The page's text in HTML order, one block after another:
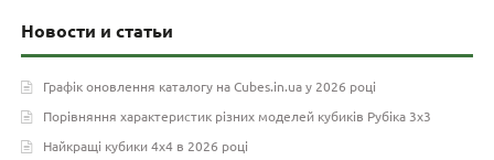
Новости и статьи
Графік оновлення каталогу на Cubes.in.ua у 2026 році
Порівняння характеристик різних моделей кубиків Рубіка 3х3
Найкращі кубики 4х4 в 2026 році